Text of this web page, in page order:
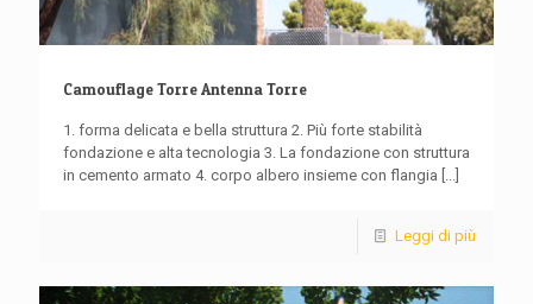
Camouflage Torre Antenna Torre
1. forma delicata e bella struttura 2. Più forte stabilità
fondazione e alta tecnologia 3. La fondazione con struttura
in cemento armato 4. corpo albero insieme con flangia [...]
Leggi di più